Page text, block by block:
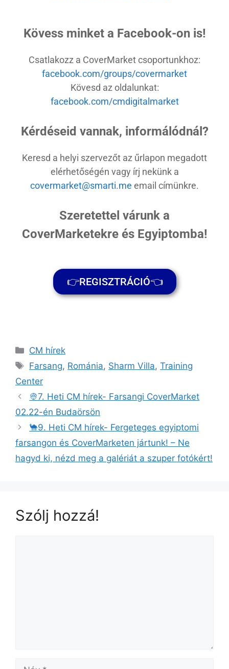
Kövess minket a Facebook-on is!
Csatlakozz a CoverMarket csoportunkhoz:
facebook.com/groups/covermarket
Kövesd az oldalunkat:
facebook.com/cmdigitalmarket
Kérdéseid vannak, informálódnál?
Keresd a helyi szervezőt az űrlapon megadott
elérhetőségén vagy írj nekünk a
covermarket@smarti.me email címünkre.
Szeretettel várunk a
CoverMarketekre és Egyiptomba!
👉REGISZTRÁCIÓ👈
CM hírek
Farsang, Románia, Sharm Villa,Training
Center
👳7. Heti CM hírek- Farsangi CoverMarket
02.22-én Budaörsön
🐪9. Heti CM hírek- Fergeteges egyiptomi
farsangon és CoverMarketen jártunk! – Ne
hagyd ki, nézd meg a galériát a szuper fotókért!
Szólj hozzá!